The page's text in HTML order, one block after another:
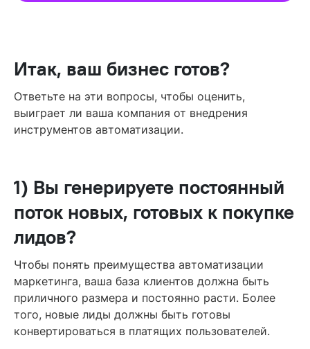
Итак, ваш бизнес готов?
Ответьте на эти вопросы, чтобы оценить,
выиграет ли ваша компания от внедрения
инструментов автоматизации.
1) Вы генерируете постоянный
поток новых, готовых к покупке
лидов?
Чтобы понять преимущества автоматизации
маркетинга, ваша база клиентов должна быть
приличного размера и постоянно расти. Более
того, новые лиды должны быть готовы
конвертироваться в платящих пользователей.